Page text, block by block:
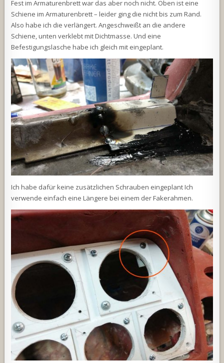
Fest im Armaturenbrett war das aber noch nicht. Oben ist eine
Schiene im Armaturenbrett – leider ging die nicht bis zum Rand.
Also habe ich die verlängert. Angeschweißt an die andere
Schiene, unten verklebt mit Dichtmasse. Und eine
Befestigungslasche habe ich gleich mit eingeplant.
Ich habe dafür keine zusätzlichen Schrauben eingeplant Ich
verwende einfach eine Längere bei einem der Fakerahmen.